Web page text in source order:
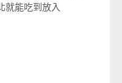
就能吃到放入